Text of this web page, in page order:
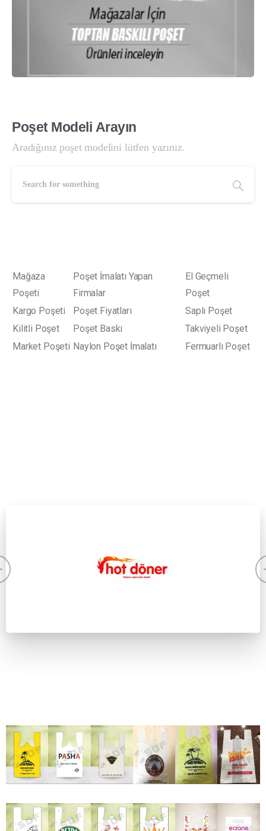
Poşet Modeli Arayın
Aradığınız poşet modelini lütfen yazınız.
Mağaza
Poşeti
Poşet İmalatı Yapan
Firmalar
El Geçmeli
Poşet
Kargo Poşeti
Poşet Fiyatları
Saplı Poşet
Kilitli Poşet
Poşet Baskı
Takviyeli Poşet
Market Poşeti Naylon Poşet İmalatı Fermuarlı Poşet